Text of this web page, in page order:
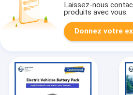
Laissez-nous
produits avec vous.
Donnez votre